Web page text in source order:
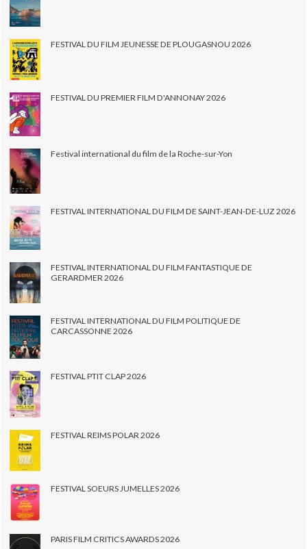
FESTIVAL DU FILM JEUNESSE DE PLOUGASNOU 2026
FESTIVAL DU PREMIER FILM D'ANNONAY 2026
Festival international du film de la Roche-sur-Yon
FESTIVAL INTERNATIONAL DU FILM DE SAINT-JEAN-DE-LUZ 2026
FESTIVAL INTERNATIONAL DU FILM FANTASTIQUE DE
GERARDMER 2026
FESTIVAL INTERNATIONAL DU FILM POLITIQUE DE
CARCASSONNE 2026
FESTIVAL PTIT CLAP 2026
FESTIVAL REIMS POLAR 2026
FESTIVAL SOEURS JUMELLES 2026
PARIS FILM CRITICS AWARDS 2026